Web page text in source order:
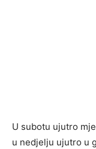
U subotu ujutro
u nedjelju ujutro u